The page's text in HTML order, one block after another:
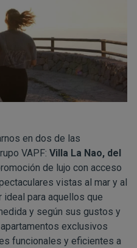
en dos de las
VAPF: Villa La Nao, del
de lujo con acceso
vistas al mar y al
ideal para aquellos que
y según sus gustos y
exclusivos
funcionales y eficientes a